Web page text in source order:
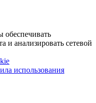
и анализировать сетевой
использования